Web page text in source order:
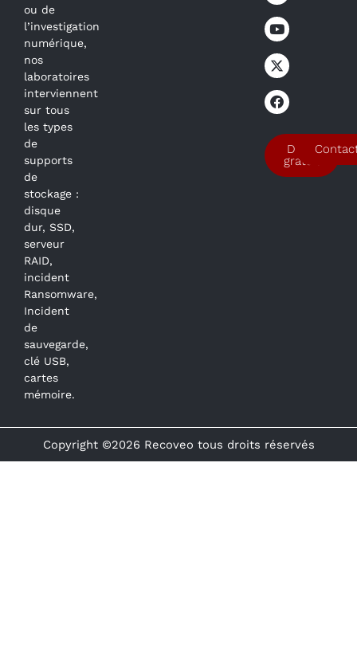
ou de
l’investigation
numérique,
nos
laboratoires
interviennent
sur tous
les types
de
supports
de
stockage :
disque
dur, SSD,
serveur
RAID,
incident
Ransomware,
Incident
de
sauvegarde,
clé USB,
cartes
mémoire.
Devis
gratuit
Copyright ©2026 Recoveo tous droits réservés